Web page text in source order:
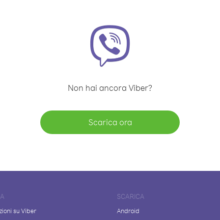
Non hai ancora Viber?
Scarica ora
su Viber
SCARICA
Android